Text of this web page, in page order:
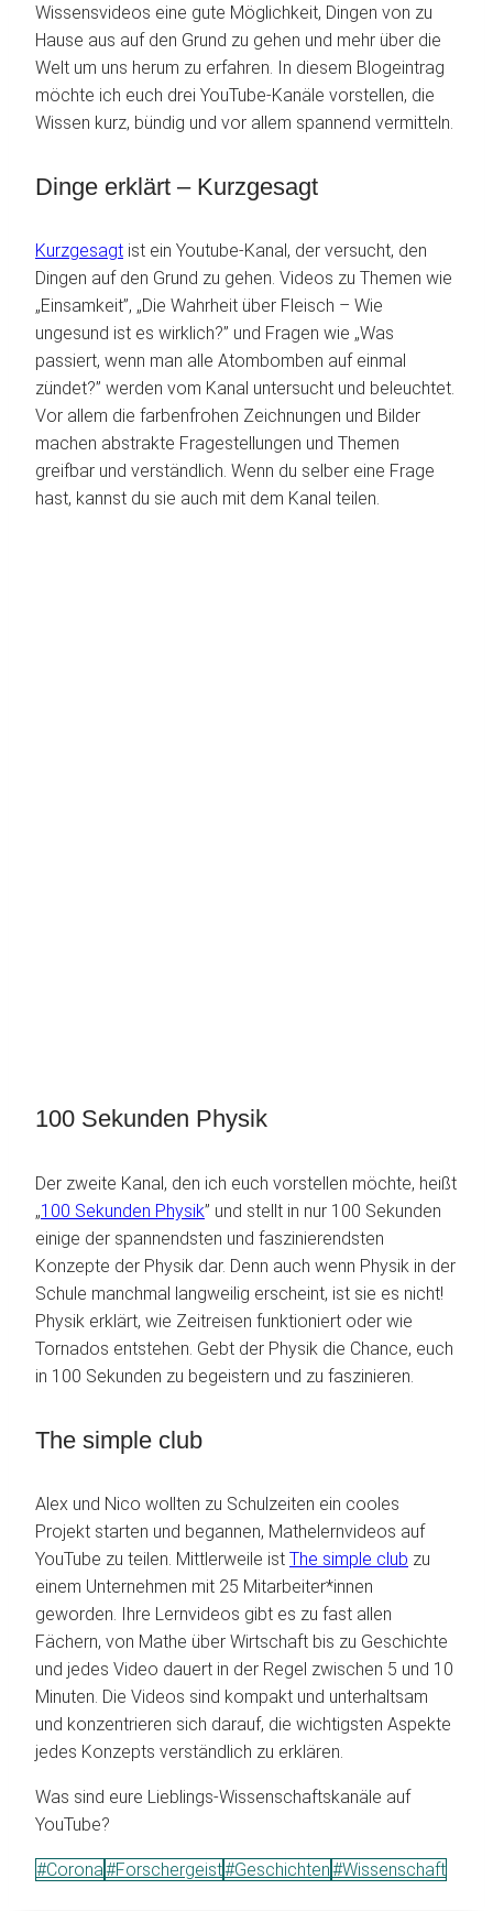
Wissensvideos eine gute Möglichkeit, Dingen von zu
Hause aus auf den Grund zu gehen und mehr über die
Welt um uns herum zu erfahren. In diesem Blogeintrag
möchte ich euch drei YouTube-Kanäle vorstellen, die
Wissen kurz, bündig und vor allem spannend vermitteln.
Dinge erklärt – Kurzgesagt
Kurzgesagt ist ein Youtube-Kanal, der versucht, den
Dingen auf den Grund zu gehen. Videos zu Themen wie
„Einsamkeit”, „Die Wahrheit über Fleisch – Wie
ungesund ist es wirklich?” und Fragen wie „Was
passiert, wenn man alle Atombomben auf einmal
zündet?” werden vom Kanal untersucht und beleuchtet.
Vor allem die farbenfrohen Zeichnungen und Bilder
machen abstrakte Fragestellungen und Themen
greifbar und verständlich. Wenn du selber eine Frage
hast, kannst du sie auch mit dem Kanal teilen.
100 Sekunden Physik
Der zweite Kanal, den ich euch vorstellen möchte, heißt
„100 Sekunden Physik” und stellt in nur 100 Sekunden
einige der spannendsten und faszinierendsten
Konzepte der Physik dar. Denn auch wenn Physik in der
Schule manchmal langweilig erscheint, ist sie es nicht!
Physik erklärt, wie Zeitreisen funktioniert oder wie
Tornados entstehen. Gebt der Physik die Chance, euch
in 100 Sekunden zu begeistern und zu faszinieren.
The simple club
Alex und Nico wollten zu Schulzeiten ein cooles
Projekt starten und begannen, Mathelernvideos auf
YouTube zu teilen. Mittlerweile ist The simple club zu
einem Unternehmen mit 25 Mitarbeiter*innen
geworden. Ihre Lernvideos gibt es zu fast allen
Fächern, von Mathe über Wirtschaft bis zu Geschichte
und jedes Video dauert in der Regel zwischen 5 und 10
Minuten. Die Videos sind kompakt und unterhaltsam
und konzentrieren sich darauf, die wichtigsten Aspekte
jedes Konzepts verständlich zu erklären.
Was sind eure Lieblings-Wissenschaftskanäle auf
YouTube?
Schlagworte:
#Corona#Forschergeist#Geschichten#Wissenschaft